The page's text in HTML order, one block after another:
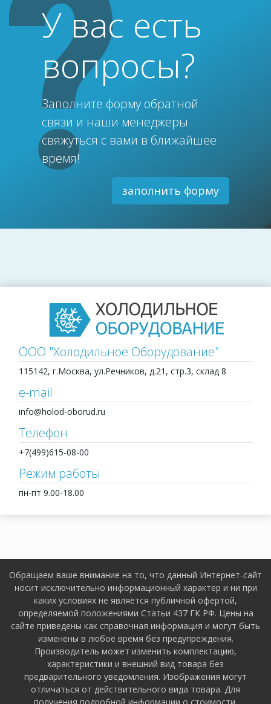
У вас есть
вопросы?
Заполните форму обратной
связи и наши менеджеры
свяжуться с вами в ближайшее
время!
заполнить форму
ООО "Холодильное Оборудование"
115142, г.Москва, ул.Речников, д.21, стр.3, склад 8
e-mail
info@holod-oborud.ru
Телефон
+7(499)615-08-00
Режим работы
пн-пт 9.00-18.00
Обращаем ваше внимание на то, что данный Интернет-сайт
носит исключительно информационный характер и ни при
каких условиях не является публичной офертой,
определяемой положениями Статьи 437 ГК РФ. Цены на
сайте приведены как справочная информация и могут быть
изменены в любое время без предупреждения.
Производитель может изменить комплектацию,
характеристики и внешний вид товара без
предварительного уведомления. Изображения могут
отличаться от действительного вида товара. Для
получения подробной информации о стоимости,